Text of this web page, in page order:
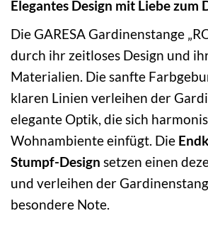
Elegantes Design mit Liebe zum
Die GARESA Gardinenstange
durch ihr zeitloses Design und
Materialien. Die sanfte
klaren Linien verleihen der
elegante Optik, die sich
Wohnambiente einfügt. Die
Stumpf-Design setzen einen
und verleihen der
besondere Note.